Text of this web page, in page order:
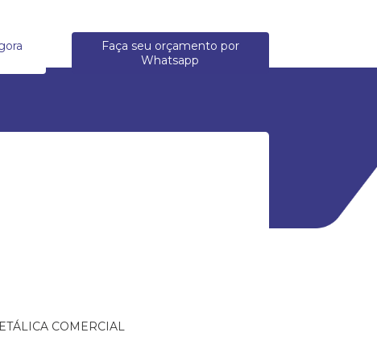
Faça seu orçamento por
Whatsapp
COMERCIAL